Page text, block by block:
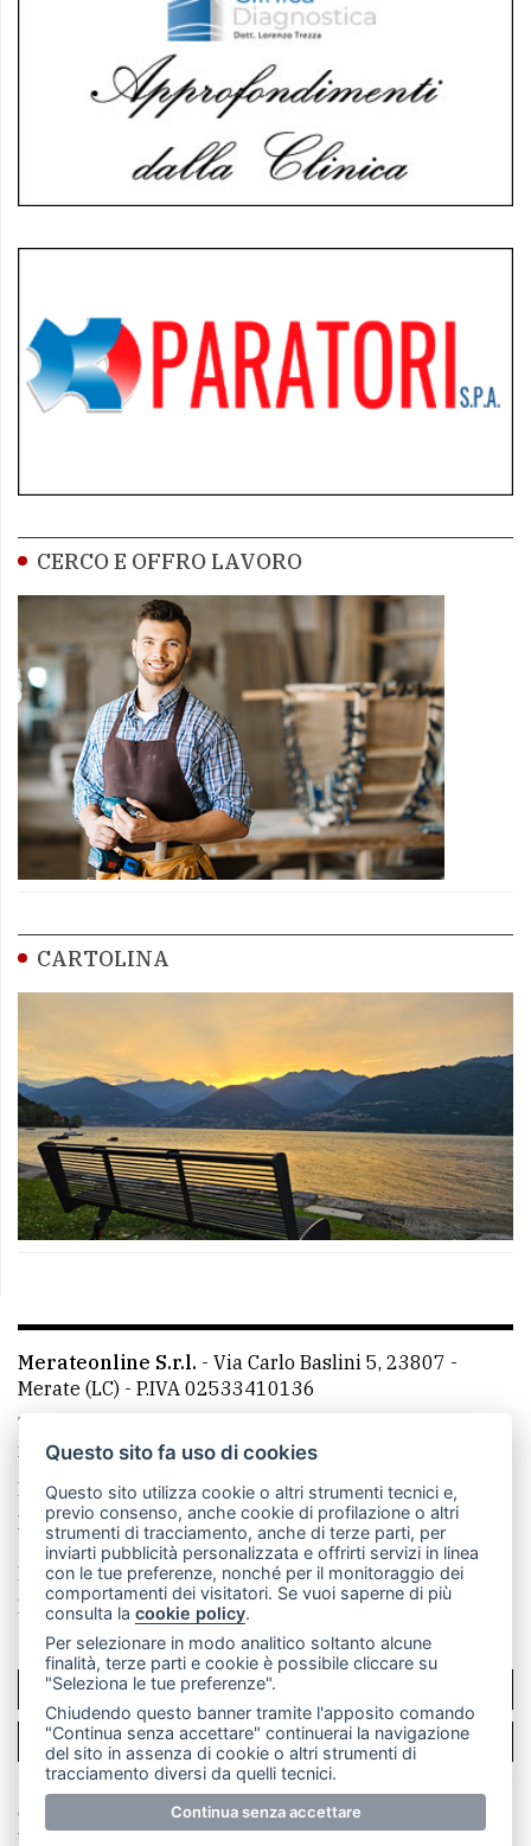
CERCO E OFFRO LAVORO
CARTOLINA
Merateonline S.r.l. - Via Carlo Baslini 5, 23807 -
Merate (LC) - P.IVA 02533410136
Telefono:
mail: redazione@leccoonline.com
La redazione
MerateOnline CasateOnline
RSS
Made by VIP
Privacy policy
Cookie policy
Rivedi le tue scelte sui cookie
SCRIVICI
PER LA TUA PUBBLICITÀ
© Copyright Merateonline S.r.l. - Tutti i diritti riservati.
E' proibita la riproduzione e pubblicazione anche
Questo sito fa uso di cookies
Questo sito utilizza cookie o altri strumenti tecnici e,
previo consenso, anche cookie di profilazione o altri
strumenti di tracciamento, anche di terze parti, per
inviarti pubblicità personalizzata e offrirti servizi in linea
con le tue preferenze, nonché per il monitoraggio dei
comportamenti dei visitatori. Se vuoi saperne di più
consulta lacookie policy.
Per selezionare in modo analitico soltanto alcune
finalità, terze parti e cookie è possibile cliccare su
"Seleziona le tue preferenze".
Chiudendo questo banner tramite l'apposito comando
"Continua senza accettare" continuerai la navigazione
del sito in assenza di cookie o altri strumenti di
tracciamento diversi da quelli tecnici.
Continua senza accettare